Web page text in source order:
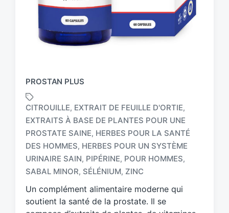
PROSTAN PLUS
a
g
g
d
w
CITROUILLE, EXTRAIT DE FEUILLE D'ORTIE,
EXTRAITS À BASE DE PLANTES POUR UNE
PROSTATE SAINE, HERBES POUR LA SANTÉ
DES HOMMES, HERBES POUR UN SYSTÈME
URINAIRE SAIN, PIPÉRINE, POUR HOMMES,
SABAL MINOR, SÉLÉNIUM, ZINC
Un complément alimentaire moderne qui
soutient la santé de la prostate. Il se